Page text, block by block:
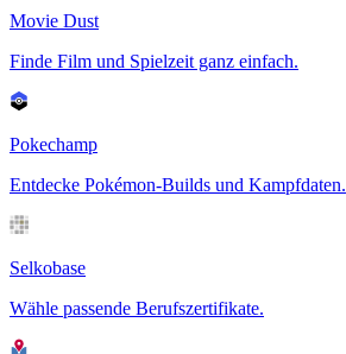
Movie Dust
Finde Film und Spielzeit ganz einfach.
Pokechamp
Entdecke Pokémon-Builds und Kampfdaten.
Selkobase
Wähle passende Berufszertifikate.